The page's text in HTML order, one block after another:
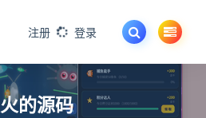
注册 登录
的源码